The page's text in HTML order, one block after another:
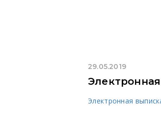
29.05.2019
Электронная